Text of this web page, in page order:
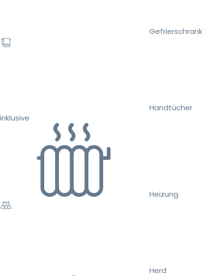
Gefrierschrank
Handtücher
inklusive
Heizung
Herd